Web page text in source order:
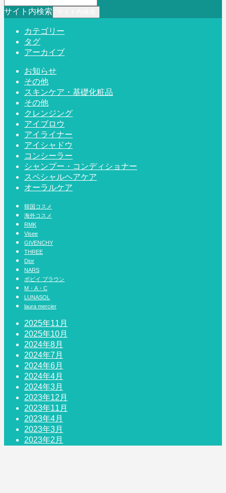
サイト内検索
カテゴリー
タグ
アーカイブ
お知らせ
その他
スキンケア・基礎化粧品
その他
クレンジング
アイブロウ
アイライナー
アイシャドウ
コンシーラー
シャンプー・コンディショナー
スペシャルヘアケア
オーラルケア
韓国コスメ
海外コスメ
RMK
Visee
GIVENCHY
THREE
Dior
NARS
ボビイ ブラウン
M・A・C
LUNASOL
laura mercier
2025年11月
2025年10月
2024年8月
2024年7月
2024年6月
2024年4月
2024年3月
2023年12月
2023年11月
2023年4月
2023年3月
2023年2月